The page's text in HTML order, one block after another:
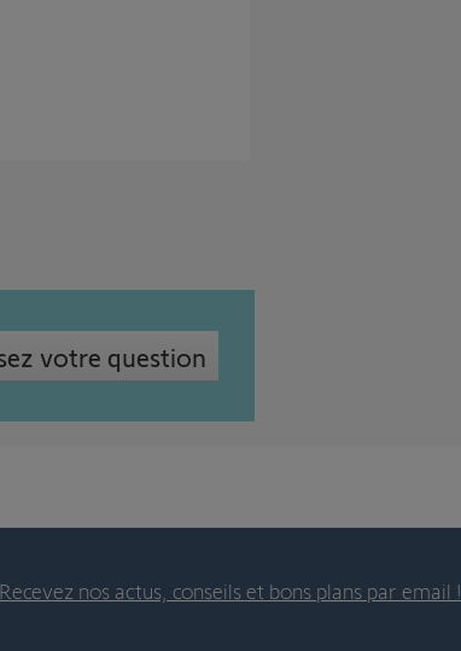
votre question
Recevez nos actus, conseils et bons plans par email !